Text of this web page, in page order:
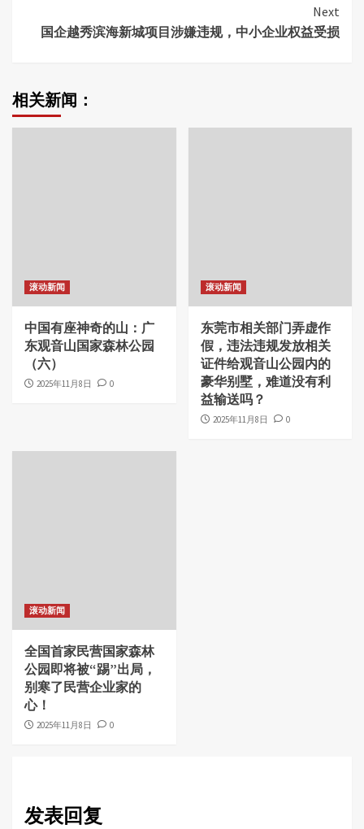
Next
国企越秀滨海新城项目涉嫌违规，中小企业权益受损
相关新闻：
滚动新闻
中国有座神奇的山：广
东观音山国家森林公园
（六）
2025年11月8日 0
滚动新闻
东莞市相关部门弄虚作
假，违法违规发放相关
证件给观音山公园内的
豪华别墅，难道没有利
益输送吗？
2025年11月8日 0
滚动新闻
全国首家民营国家森林
公园即将被“踢”出局，
别寒了民营企业家的
心！
2025年11月8日 0
发表回复